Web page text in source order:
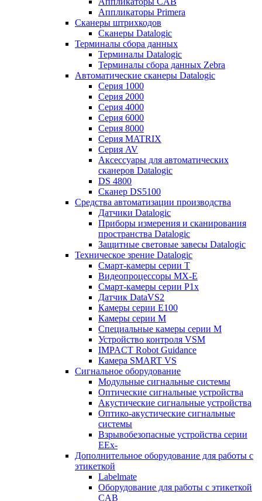
Аппликаторы Primera
Сканеры штрихкодов
Сканеры Datalogic
Терминалы сбора данных
Терминалы Datalogic
Терминалы сбора данных Zebra
Автоматические сканеры Datalogic
Серия 1000
Серия 2000
Серия 4000
Серия 6000
Серия 8000
Серия MATRIX
Серия AV
Аксессуары для автоматических
сканеров Datalogic
DS 4800
Сканер DS5100
Средства автоматизации производства
Датчики Datalogic
Приборы измерения и сканирования
пространства Datalogic
Защитные световые завесы Datalogic
Техническое зрение Datalogic
Смарт-камеры серии T
Видеопроцессоры MX-E
Смарт-камеры серии P1x
Датчик DataVS2
Камеры серии E100
Камеры серии M
Специальные камеры серии M
Устройство контроля VSM
IMPACT Robot Guidance
Камера SMART VS
Cигнальное оборудование
Модульные сигнальные системы
Оптические сигнальные устройства
Акустические сигнальные устройства
Оптико-акустические сигнальные
системы
Взрывобезопасные устройства серии
EEx-
Дополнительное оборудование для работы с
этикеткой
Labelmate
Оборудование для работы с этикеткой
CAB